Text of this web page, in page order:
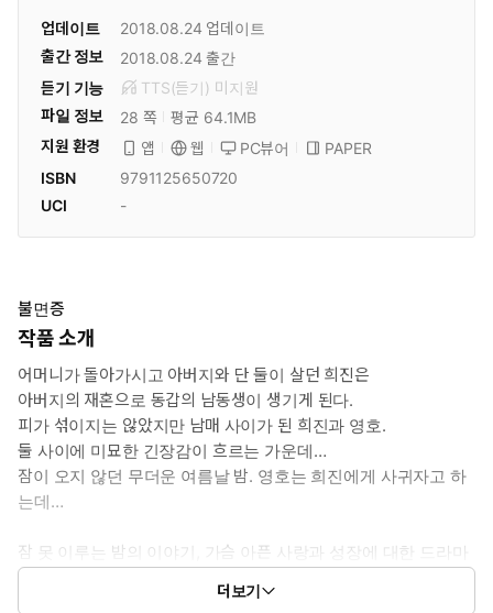
업데이트 2018.08.24 업데이트
출간 정보
2018.08.24 출간
듣기 기능
TTS(듣기) 미 지원
파일 정보
28 쪽
평균 64.1MB
지원 환경
앱 웹 PC뷰어
PAPER
ISBN
9791125650720
UCI
-
불면증
작품 소개
어머니가 돌아가시고 아버지와 단 둘이 살던 희진은
아버지의 재혼으로 동갑의 남동생이 생기게 된다.
피가 섞이지는 않았지만 남매 사이가 된 희진과 영호.
둘 사이에 미묘한 긴장감이 흐르는 가운데…
잠이 오지 않던 무더운 여름날 밤. 영호는 희진에게 사귀자고 하
는데…
잠 못 이루는 밤의 이야기, 가슴 아픈 사랑과 성장에 대한 드라마
『불면증』
더보기